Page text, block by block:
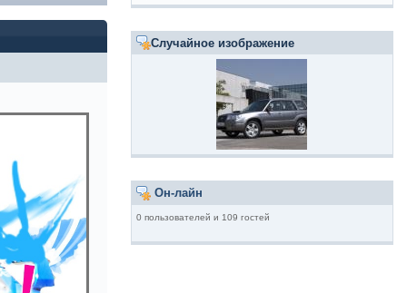
Случайное изображение
Он-лайн
0 пользователей и 109 гостей